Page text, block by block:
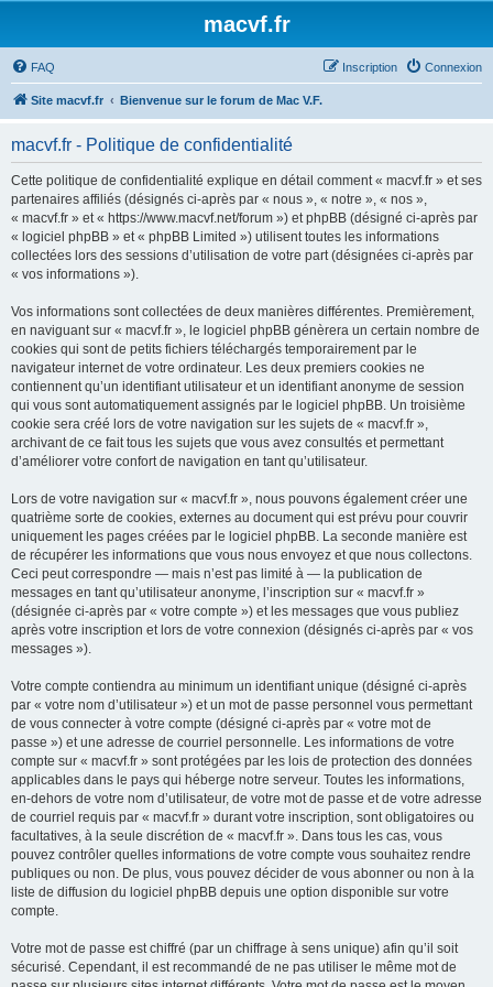
macvf.fr
FAQ Connexion
Inscription
Site macvf.fr Bienvenue sur le forum de Mac V.F.
macvf.fr - Politique de confidentialité
Cette politique de confidentialité explique en détail comment « macvf.fr » et ses
partenaires affiliés (désignés ci-après par « nous », « notre », « nos »,
« macvf.fr » et « https://www.macvf.net/forum ») et phpBB (désigné ci-après par
« logiciel phpBB » et « phpBB Limited ») utilisent toutes les informations
collectées lors des sessions d’utilisation de votre part (désignées ci-après par
« vos informations »).
Vos informations sont collectées de deux manières différentes. Premièrement,
en naviguant sur « macvf.fr », le logiciel phpBB génèrera un certain nombre de
cookies qui sont de petits fichiers téléchargés temporairement par le
navigateur internet de votre ordinateur. Les deux premiers cookies ne
contiennent qu’un identifiant utilisateur et un identifiant anonyme de session
qui vous sont automatiquement assignés par le logiciel phpBB. Un troisième
cookie sera créé lors de votre navigation sur les sujets de « macvf.fr »,
archivant de ce fait tous les sujets que vous avez consultés et permettant
d’améliorer votre confort de navigation en tant qu’utilisateur.
Lors de votre navigation sur « macvf.fr », nous pouvons également créer une
quatrième sorte de cookies, externes au document qui est prévu pour couvrir
uniquement les pages créées par le logiciel phpBB. La seconde manière est
de récupérer les informations que vous nous envoyez et que nous collectons.
Ceci peut correspondre — mais n’est pas limité à — la publication de
messages en tant qu’utilisateur anonyme, l’inscription sur « macvf.fr »
(désignée ci-après par « votre compte ») et les messages que vous publiez
après votre inscription et lors de votre connexion (désignés ci-après par « vos
messages »).
Votre compte contiendra au minimum un identifiant unique (désigné ci-après
par « votre nom d’utilisateur ») et un mot de passe personnel vous permettant
de vous connecter à votre compte (désigné ci-après par « votre mot de
passe ») et une adresse de courriel personnelle. Les informations de votre
compte sur « macvf.fr » sont protégées par les lois de protection des données
applicables dans le pays qui héberge notre serveur. Toutes les informations,
en-dehors de votre nom d’utilisateur, de votre mot de passe et de votre adresse
de courriel requis par « macvf.fr » durant votre inscription, sont obligatoires ou
facultatives, à la seule discrétion de « macvf.fr ». Dans tous les cas, vous
pouvez contrôler quelles informations de votre compte vous souhaitez rendre
publiques ou non. De plus, vous pouvez décider de vous abonner ou non à la
liste de diffusion du logiciel phpBB depuis une option disponible sur votre
compte.
Votre mot de passe est chiffré (par un chiffrage à sens unique) afin qu’il soit
sécurisé. Cependant, il est recommandé de ne pas utiliser le même mot de